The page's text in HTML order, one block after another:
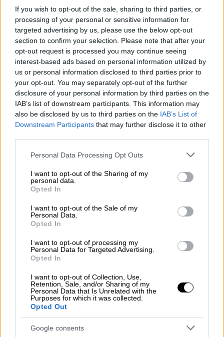
If you wish to opt-out of the sale, sharing to third parties, or
processing of your personal or sensitive information for
targeted advertising by us, please use the below opt-out
section to confirm your selection. Please note that after your
opt-out request is processed you may continue seeing
interest-based ads based on personal information utilized by
us or personal information disclosed to third parties prior to
your opt-out. You may separately opt-out of the further
disclosure of your personal information by third parties on the
IAB’s list of downstream participants. This information may
also be disclosed by us to third parties on the IAB’s List of
Downstream Participants that may further disclose it to other
Please note that this website/app uses one or more Google
not limited to your visit or usage behaviour. You may click to
grant or deny consent to Google and its third-party tags to
use your data for below specified purposes in below Google
consent section.
Personal Data Processing Opt Outs
I want to opt-out of the Sharing of my
personal data.
Opted In
I want to opt-out of the Sale of my
Personal Data.
Opted In
I want to opt-out of processing my
Personal Data for Targeted Advertising.
Opted In
I want to opt-out of Collection, Use,
Retention, Sale, and/or Sharing of my
Personal Data that Is Unrelated with the
Purposes for which it was collected.
Opted Out
Google consents
χρήση τους εντός των συστημάτων
παραγωγής. «Απαιτείται περαιτέρω έρευνα
και ανάλυση, τόσο όσον αφορά τα προϊόντα
που κυκλοφορούν σήμερα στο εμπόριο, όσο
και για την ανάπτυξη δυνητικών,
εναλλακτικών, μελλοντικών πρόσθετων
ζωοτροφών», τονίζεται.
«Κλιματικά έξυπνες αγελάδες»
Η μελέτη προτείνει, ως αποτέλεσμα των
ευρημάτων της, τηνανάθεση, από την
κυβέρνηση, περαιτέρω διερεύνησης από τον
Σύμφωνα με τους άξονές της, θα πρέπει να
ληφθούν υπόψη οι κοινωνικοοικονομικές
επιπτώσεις, η στήριξη του γεωργικού τομέα
και άλλων σταδίων της τροφικής αλυσίδας,
πρωτοβουλίες αλλά και η διαφορετικότητα,
σε κάθε ράτσα βοοειδών όσον αφορά στην
καταλήγουν οι ειδικοί, θα έχουμε «κλιματικά
έξυπνες αγελάδες».
Το 2021, από τον γεωργικό τομέα της
Σουηδίας, παράχθηκαν 3,6 εκατ. τόνοι